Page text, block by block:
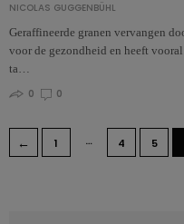
NICOLAS GUGGENBÜHL
Geraffineerde granen vervangen
voor de gezondheid en heeft
ta…
0
0
← 1 … 4 5